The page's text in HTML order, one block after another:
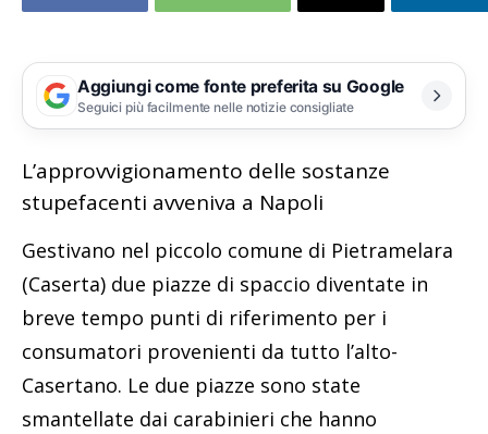
Aggiungi come fonte preferita su Google
Seguici più facilmente nelle notizie consigliate
L’approvvigionamento delle sostanze
stupefacenti avveniva a Napoli
Gestivano nel piccolo comune di Pietramelara
(Caserta) due piazze di spaccio diventate in
breve tempo punti di riferimento per i
consumatori provenienti da tutto l’alto-
Casertano. Le due piazze sono state
smantellate dai carabinieri che hanno